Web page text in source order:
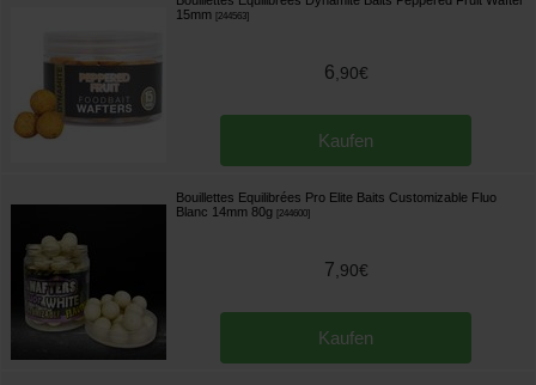
15mm [244563]
6 90€
Kaufen
Bouillettes Equilibrées Pro Elite Baits Customizable Fluo
Blanc 14mm 80g [244600]
7 90€
Kaufen